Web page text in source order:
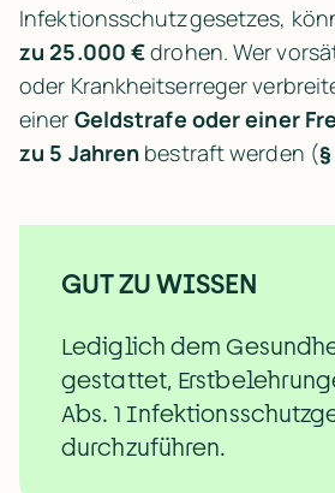
Infektionsschutzgesetzes,
zu 25.000 € drohen. Wer
oder Krankheitserreger
einer Geldstrafe oder einer
zu 5 Jahren bestraft werden (
GUT ZU WISSEN
Lediglich dem
gestattet,
Abs. 1
durchzuführen.